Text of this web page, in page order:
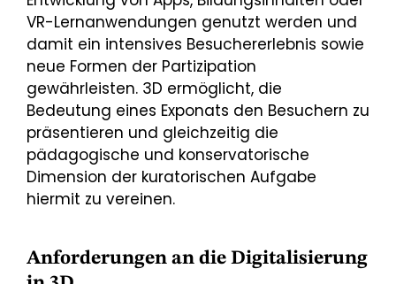
VR-Lernanwendungen genutzt werden und
damit ein intensives Besuchererlebnis sowie
neue Formen der Partizipation
gewährleisten. 3D ermöglicht, die
Bedeutung eines Exponats den Besuchern zu
präsentieren und gleichzeitig die
pädagogische und konservatorische
Dimension der kuratorischen Aufgabe
hiermit zu vereinen.
Anforderungen an die Digitalisierung